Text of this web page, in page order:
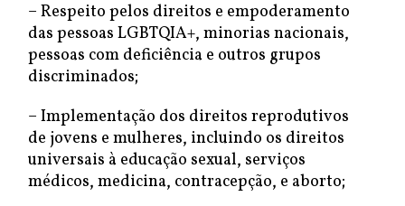
– Respeito pelos direitos e empoderamento
das pessoas LGBTQIA+, minorias nacionais,
pessoas com deficiência e outros grupos
discriminados;
– Implementação dos direitos reprodutivos
de jovens e mulheres, incluindo os direitos
universais à educação sexual, serviços
médicos, medicina, contracepção, e aborto;